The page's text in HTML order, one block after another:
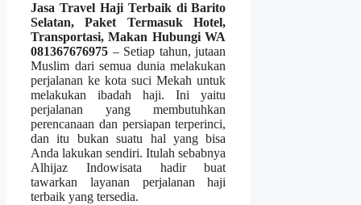
Jasa Travel Haji Terbaik di Barito
Selatan, Paket Termasuk Hotel,
Transportasi, Makan Hubungi WA
081367676975 – Setiap tahun, jutaan
Muslim dari semua dunia melakukan
perjalanan ke kota suci Mekah untuk
melakukan ibadah haji. Ini yaitu
perjalanan yang membutuhkan
perencanaan dan persiapan terperinci,
dan itu bukan suatu hal yang bisa
Anda lakukan sendiri. Itulah sebabnya
Alhijaz Indowisata hadir buat
tawarkan layanan perjalanan haji
terbaik yang tersedia.